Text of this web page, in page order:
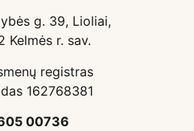
g. 39, Lioliai,
Kelmės r. sav.
registras
162768381
00736